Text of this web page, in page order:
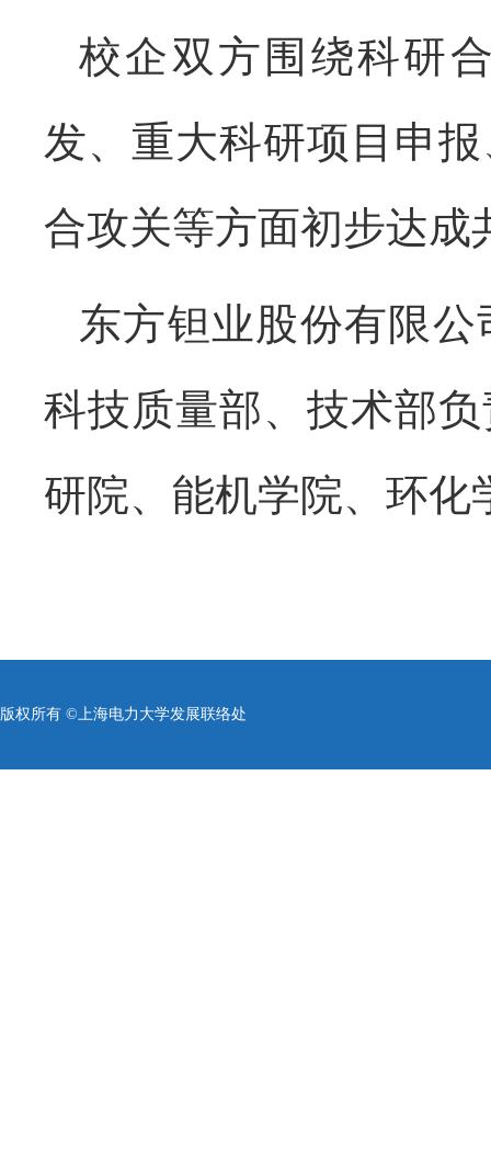
校企双方围绕科研
发、重大科研项目申
合攻关等方面初步达成
东方钽业股份有限
科技质量部、技术部
研院、能机学院、环化
版权所有 ©上海电力大学发展联络处